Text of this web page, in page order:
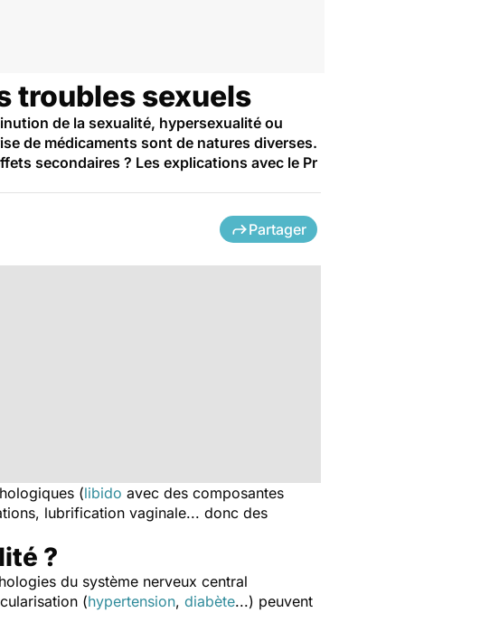
troubles sexuels
de la sexualité, hypersexualité ou
de médicaments sont de natures diverses.
secondaires ? Les explications avec le Pr
Partager
(libido avec des composantes
lubrification vaginale... donc des
?
du système nerveux central
(hypertension, diabète...) peuvent